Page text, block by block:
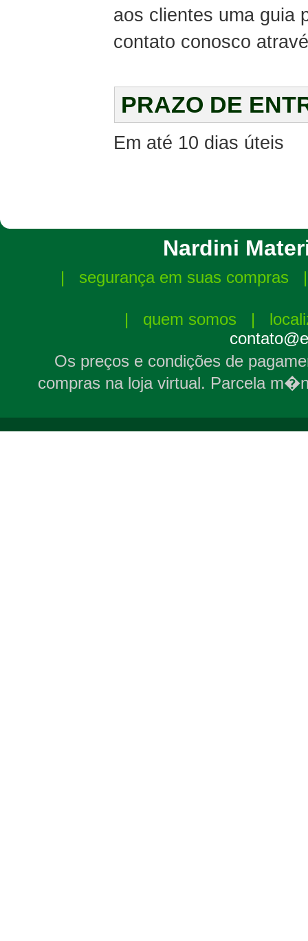
aos clientes uma guia
contato conosco
PRAZO DE
Em até 10 dias úteis
Nardini
| segurança em suas compras
| quem somos |
Os preços e condições de
compras na loja virtual. Parcela